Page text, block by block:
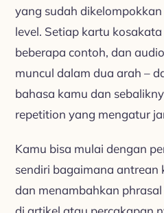
yang sudah
level. Setiap kartu
beberapa contoh, dan
muncul dalam dua arah –
bahasa kamu dan
repetition yang mengatur
Kamu bisa mulai dengan
sendiri bagaimana antrean
dan menambahkan